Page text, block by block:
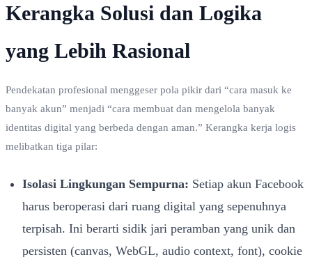
Kerangka Solusi dan Logika
yang Lebih Rasional
Pendekatan profesional menggeser pola pikir dari “cara masuk ke
banyak akun” menjadi “cara membuat dan mengelola banyak
identitas digital yang berbeda dengan aman.” Kerangka kerja logis
melibatkan tiga pilar:
Isolasi Lingkungan Sempurna: Setiap akun Facebook
harus beroperasi dari ruang digital yang sepenuhnya
terpisah. Ini berarti sidik jari peramban yang unik dan
persisten (canvas, WebGL, audio context, font), cookie